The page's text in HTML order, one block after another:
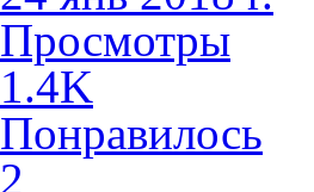
Просмотры
1.4K
Понравилось
2